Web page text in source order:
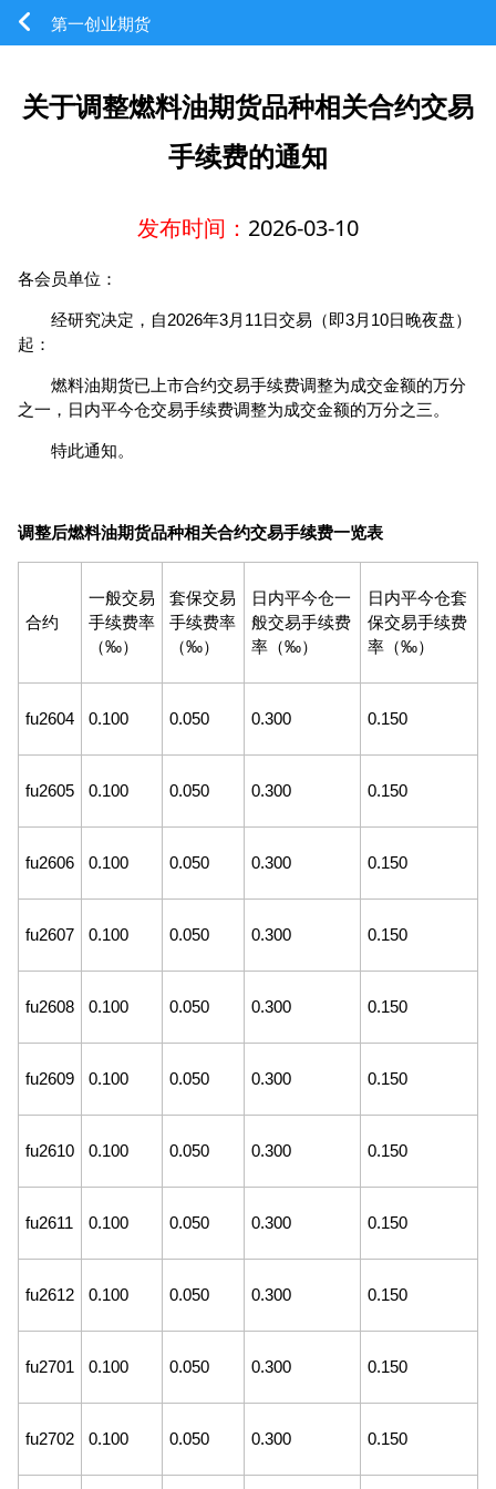
第一创业期货
关于调整燃料油期货品种相关合约交易
手续费的通知
发布时间： 2026-03-10
各会员单位：
经研究决定，自2026年3月11日交易（即3月10日晚夜盘）
起：
燃料油期货已上市合约交易手续费调整为成交金额的万分
之一，日内平今仓交易手续费调整为成交金额的万分之三。
特此通知。
调整后燃料油期货品种相关合约交易手续费一览表
合约
一般交易
手续费率
（‰）
套保交易
手续费率
（‰）
日内平今仓一
般交易手续费
率（‰）
日内平今仓套
保交易手续费
率（‰）
fu2604 0.100 0.050 0.300 0.150
fu2605 0.100 0.050 0.300 0.150
fu2606 0.100 0.050 0.300 0.150
fu2607 0.100 0.050 0.300 0.150
fu2608 0.100 0.050 0.300 0.150
fu2609 0.100 0.050 0.300 0.150
fu2610 0.100 0.050 0.300 0.150
fu2611 0.100 0.050 0.300 0.150
fu2612 0.100 0.050 0.300 0.150
fu2701 0.100 0.050 0.300 0.150
fu2702 0.100 0.050 0.300 0.150